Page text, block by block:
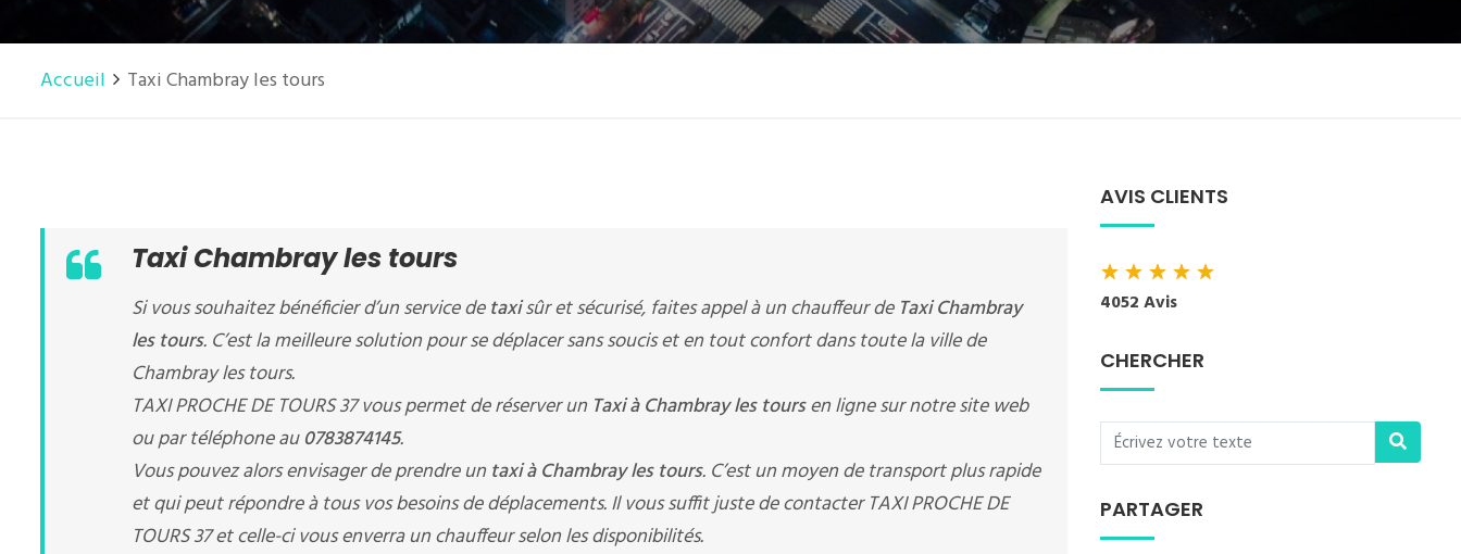
Accueil Taxi Chambray les tours
Taxi Chambray les tours
Si vous souhaitez bénéficier d’un service detaxisûr et sécurisé, faites appel à un chauffeur de Taxi Chambray
les tours. C’est la meilleure solution pour se déplacer sans soucis et en tout confort dans toute la ville de
Chambray les tours.
TAXI PROCHE DE TOURS 37 vous permet de réserver un Taxi à Chambray les toursen ligne sur notre site web
ou par téléphone au0783874145.
Vous pouvez alors envisager de prendre un taxi à Chambray les tours. C’est un moyen de transport plus rapide
et qui peut répondre à tous vos besoins de déplacements. Il vous suffit juste de contacter TAXI PROCHE DE
TOURS 37 et celle-ci vous enverra un chauffeur selon les disponibilités.
AVIS CLIENTS
★★★★★
4052 Avis
CHERCHER
PARTAGER